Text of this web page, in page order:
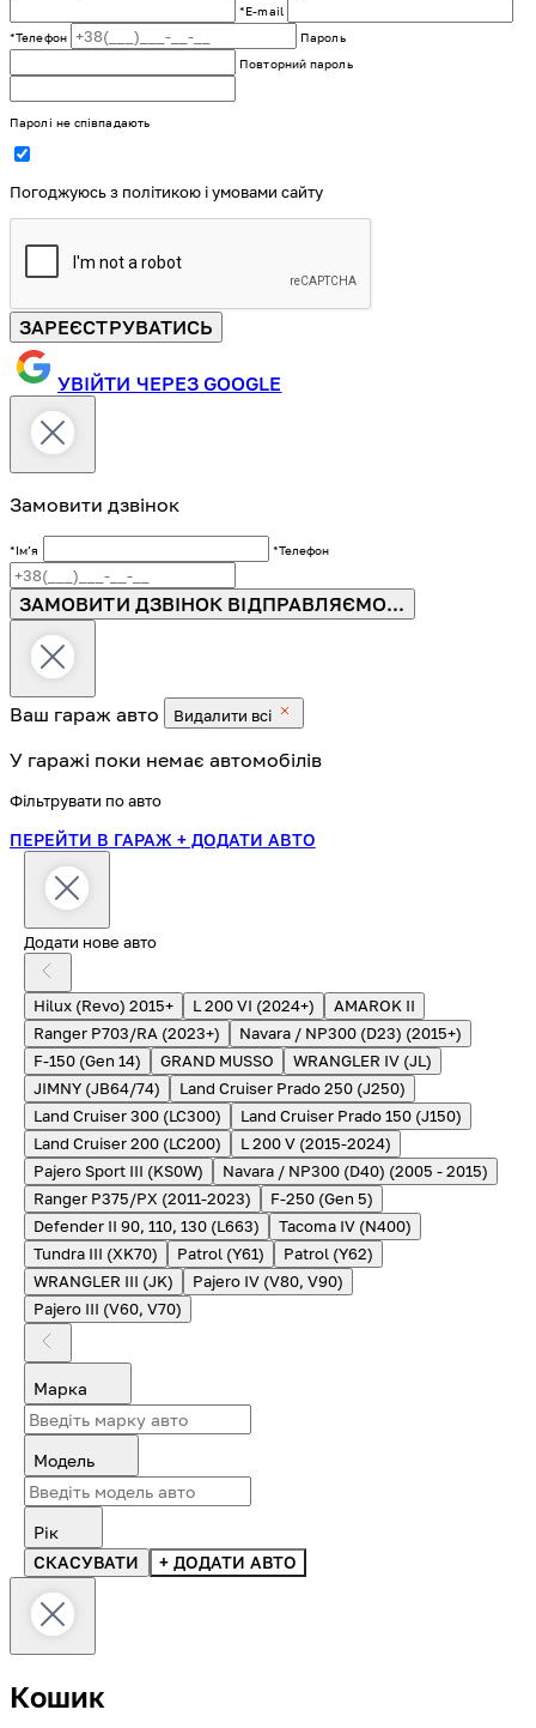
*E-mail
*Телефон
Пароль
Повторний пароль
Паролі не співпадають
Погоджуюсь з політикою і умовами сайту
ЗАРЕЄСТРУВАТИСЬ
УВІЙТИ ЧЕРЕЗ GOOGLE
Замовити дзвінок
*Імʼя *Телефон
ЗАМОВИТИ ДЗВІНОК ВІДПРАВЛЯЄМО...
Ваш гараж авто Видалити всі
У гаражі поки немає автомобілів
Фільтрувати по авто
ПЕРЕЙТИ В ГАРАЖ + ДОДАТИ АВТО
Додати нове авто
Hilux (Revo) 2015+ L 200 VI (2024+)
AMAROK II
Ranger P703/RA (2023+)
Navara / NP300 (D23) (2015+)
F-150 (Gen 14)
GRAND MUSSO
WRANGLER IV (JL)
JIMNY (JB64/74)
Land Cruiser Prado 250 (J250)
Land Cruiser 300 (LC300)
Land Cruiser Prado 150 (J150)
Land Cruiser 200 (LC200)
L 200 V (2015-2024)
Pajero Sport III (KS0W)
Navara / NP300 (D40) (2005 - 2015)
Ranger P375/PX (2011-2023)
F-250 (Gen 5)
Defender II 90, 110, 130 (L663)
Tacoma IV (N400)
Tundra III (XK70)
Patrol (Y61)
Patrol (Y62)
WRANGLER III (JK)
Pajero IV (V80, V90)
Pajero III (V60, V70)
Марка
Модель
Рік
СКАСУВАТИ
+ ДОДАТИ АВТО
Кошик